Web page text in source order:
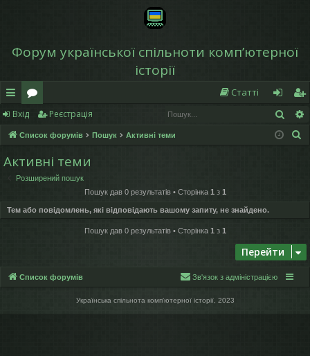
Форум української спільноти компʼютерної
історії
в
и
дк
й
ту
о
ру
м
и
Статті
хі
д
еє
ст
Вхід Реєстрація
Список форумів Пошук Активні теми
Активні теми
Розширений пошук
Пошук дав 0 результатів • Сторінка 1 з 1
Тем або повідомлень, які відповідають вашому запиту, не знайдено.
Пошук дав 0 результатів • Сторінка 1 з 1
Перейти
Список форумів Зв'язок з адміністрацією
Українська спільнота компʼютерної історії, 2023